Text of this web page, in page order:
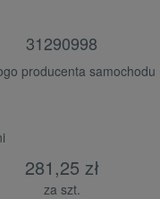
31290998
producenta samochodu
281,25 zł
za szt.